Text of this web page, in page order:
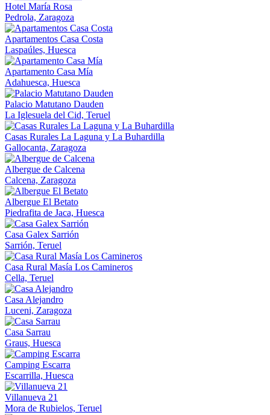
Hotel María Rosa
Pedrola, Zaragoza
Apartamentos Casa Costa
Laspaúles, Huesca
Apartamento Casa Mía
Adahuesca, Huesca
Palacio Matutano Dauden
La Iglesuela del Cid, Teruel
Casas Rurales La Laguna y La Buhardilla
Gallocanta, Zaragoza
Albergue de Calcena
Calcena, Zaragoza
Albergue El Betato
Piedrafita de Jaca, Huesca
Casa Galex Sarrión
Sarrión, Teruel
Casa Rural Masía Los Camineros
Cella, Teruel
Casa Alejandro
Luceni, Zaragoza
Casa Sarrau
Graus, Huesca
Camping Escarra
Escarrilla, Huesca
Villanueva 21
Mora de Rubielos, Teruel